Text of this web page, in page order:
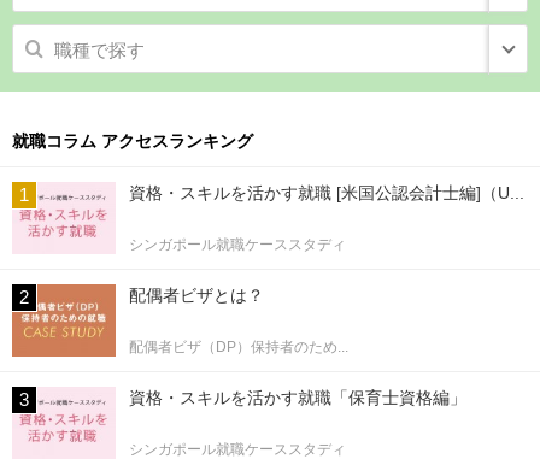
職種で探す
就職コラム アクセスランキング
資格・スキルを活かす就職 [米国公認会計士編]（U...
シンガポール就職ケーススタディ
配偶者ビザとは？
配偶者ビザ（DP）保持者のため...
資格・スキルを活かす就職「保育士資格編」
シンガポール就職ケーススタディ